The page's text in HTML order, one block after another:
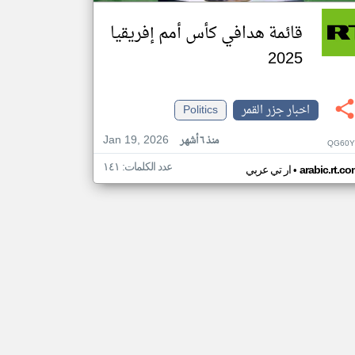
قائمة هدافي كأس أمم إفريقيا
2025
اخبار جزر القمر
Politics
Jan 19, 2026
منذ ٦ أشهر
ار تي عربي• عدد الكلمات: ١٤١